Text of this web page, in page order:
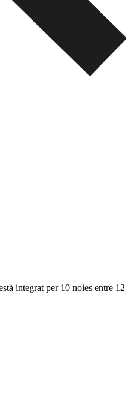
integrat per 10 noies entre 12